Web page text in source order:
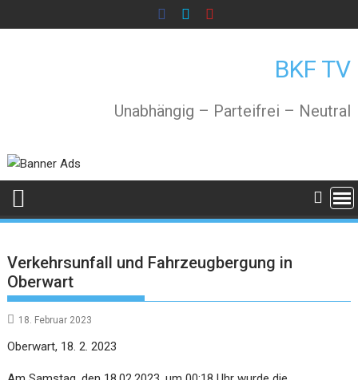
to
BKF TV
Unabhängig – Parteifrei – Neutral
Verkehrsunfall und Fahrzeugbergung in
Oberwart
18. Februar 2023
Oberwart, 18. 2. 2023